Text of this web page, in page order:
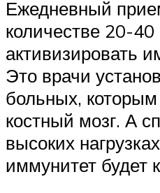
Ежедневный
количестве 20-40
активизировать
Это врачи
больных,
костный мозг. А
высоких
иммунитет будет